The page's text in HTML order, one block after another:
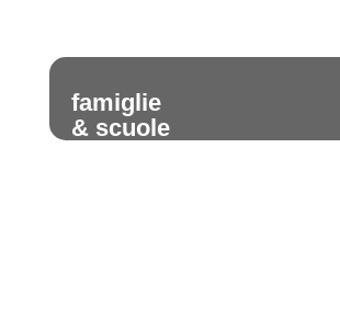
famiglie
& scuole